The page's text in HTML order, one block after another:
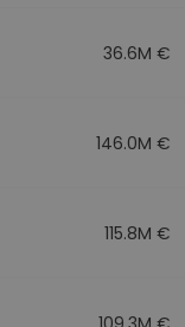
36.6M €
146.0M €
115.8M €